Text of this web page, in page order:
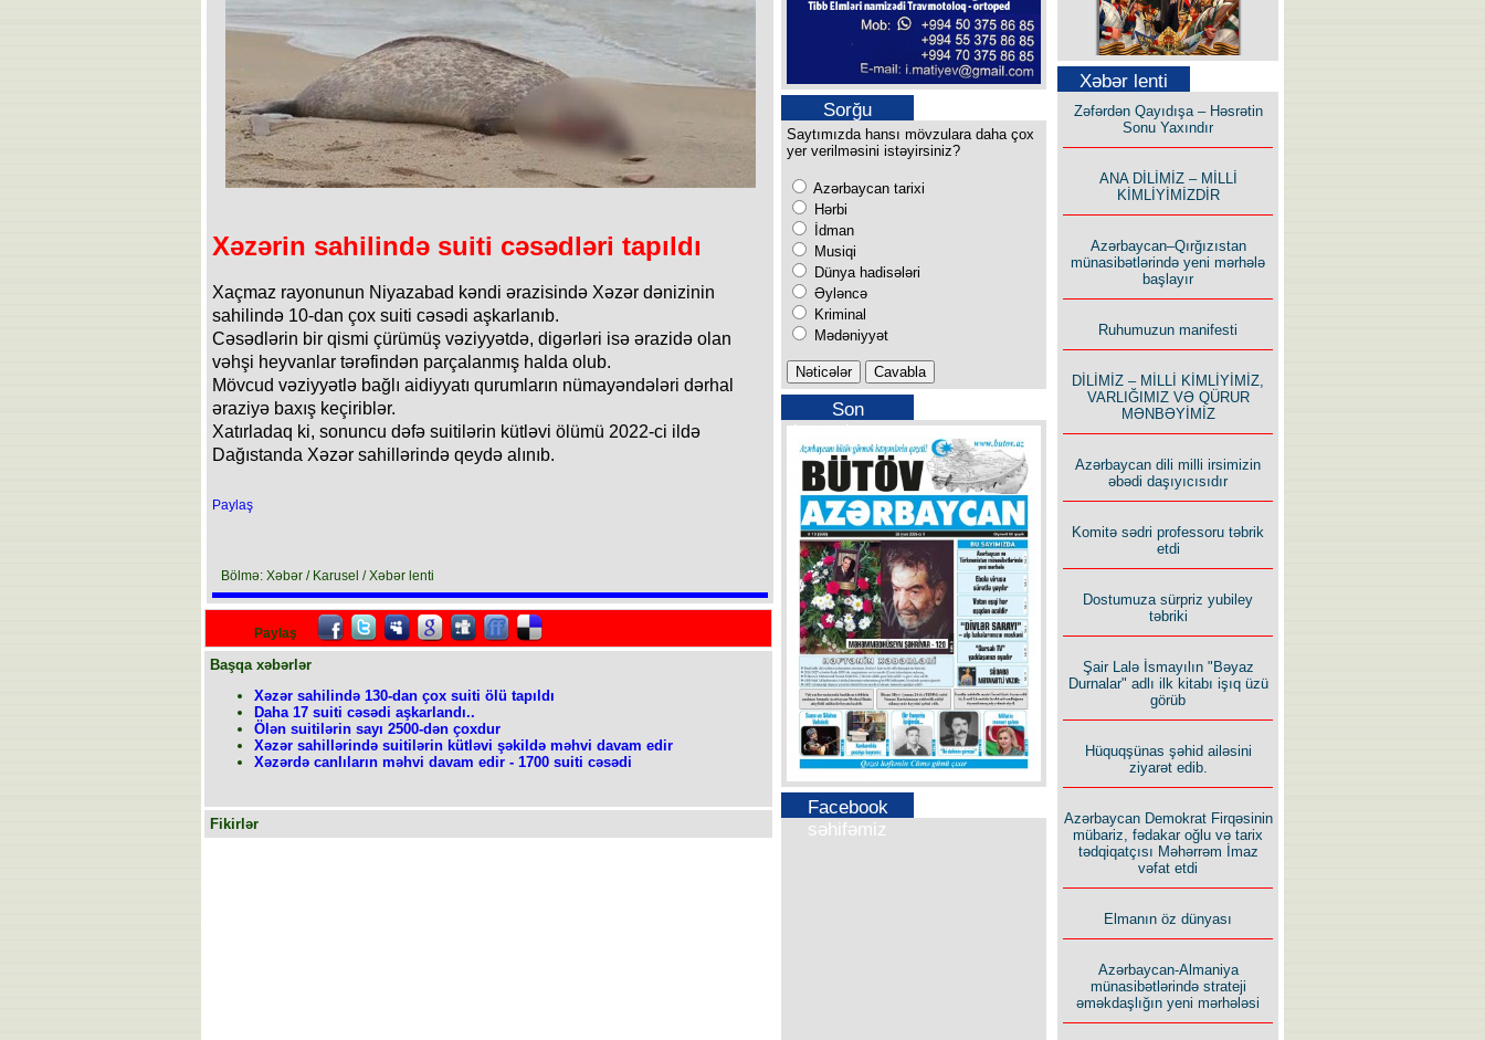
Xəzərin sahilində suiti cəsədləri tapıldı
Xaçmaz rayonunun Niyazabad kəndi ərazisində Xəzər dənizinin
sahilində 10-dan çox suiti cəsədi aşkarlanıb.
Cəsədlərin bir qismi çürümüş vəziyyətdə, digərləri isə ərazidə olan
vəhşi heyvanlar tərəfindən parçalanmış halda olub.
Mövcud vəziyyətlə bağlı aidiyyatı qurumların nümayəndələri dərhal
əraziyə baxış keçiriblər.
Xatırladaq ki, sonuncu dəfə suitilərin kütləvi ölümü 2022-ci ildə
Dağıstanda Xəzər sahillərində qeydə alınıb.
Paylaş
Bölmə: Xəbər / Karusel / Xəbər lenti
Paylaş
Başqa xəbərlər
Xəzər sahilində 130-dan çox suiti ölü tapıldı
Daha 17 suiti cəsədi aşkarlandı..
Ölən suitilərin sayı 2500-dən çoxdur
Xəzər sahillərində suitilərin kütləvi şəkildə məhvi davam edir
Xəzərdə canlıların məhvi davam edir - 1700 suiti cəsədi
Fikirlər
Sorğu
Saytımızda hansı mövzulara daha çox
yer verilməsini istəyirsiniz?
Azərbaycan tarixi
Hərbi
İdman
Musiqi
Dünya hadisələri
Əyləncə
Kriminal
Mədəniyyət
Son
buraxılışımız
Facebook
səhifəmiz
Səfər Alışarlı yazır
Uzun yolun Yolçusu
Rusiyanın süqutunu qaçılmaz
edən beş şərt
Xəbər lenti
Zəfərdən Qayıdışa – Həsrətin
Sonu Yaxındır
ANA DİLİMİZ – MİLLİ
KİMLİYİMİZDİR
Azərbaycan–Qırğızıstan
münasibətlərində yeni mərhələ
başlayır
Ruhumuzun manifesti
DİLİMİZ – MİLLİ KİMLİYİMİZ,
VARLIĞIMIZ VƏ QÜRUR
MƏNBƏYİMİZ
Azərbaycan dili milli irsimizin
əbədi daşıyıcısıdır
Komitə sədri professoru təbrik
etdi
Dostumuza sürpriz yubiley
təbriki
Şair Lalə İsmayılın "Bəyaz
Durnalar" adlı ilk kitabı işıq üzü
görüb
Hüquqşünas şəhid ailəsini
ziyarət edib.
Azərbaycan Demokrat Firqəsinin
mübariz, fədakar oğlu və tarix
tədqiqatçısı Məhərrəm İmaz
vəfat etdi
Elmanın öz dünyası
Azərbaycan-Almaniya
münasibətlərində strateji
əməkdaşlığın yeni mərhələsi